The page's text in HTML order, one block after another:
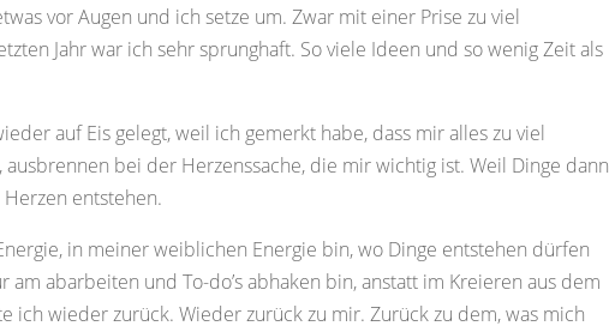
vor Augen und ich setze um. Zwar mit einer Prise zu viel
Jahr war ich sehr sprunghaft. So viele Ideen und so wenig Zeit als
auf Eis gelegt, weil ich gemerkt habe, dass mir alles zu viel
bei der Herzenssache, die mir wichtig ist. Weil Dinge dann
entstehen.
in meiner weiblichen Energie bin, wo Dinge entstehen dürfen
abarbeiten und To-do’s abhaken bin, anstatt im Kreieren aus dem
ich wieder zurück. Wieder zurück zu mir. Zurück zu dem, was mich